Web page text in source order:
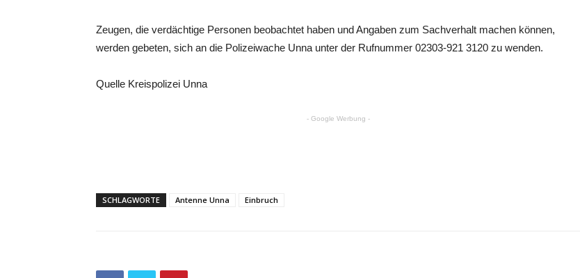
Zeugen, die verdächtige Personen beobachtet haben und Angaben zum Sachverhalt machen können,
werden gebeten, sich an die Polizeiwache Unna unter der Rufnummer 02303-921 3120 zu wenden.
Quelle Kreispolizei Unna
- Google Werbung -
SCHLAGWORTE Antenne Unna Einbruch